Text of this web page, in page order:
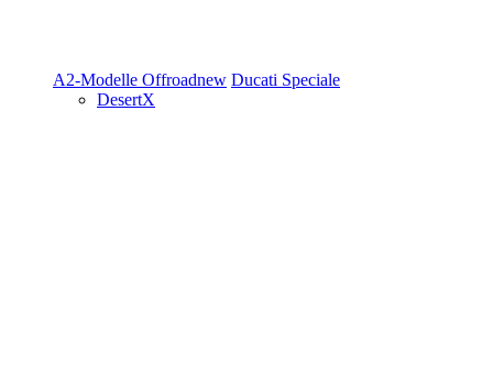
A2-Modelle Offroadnew Ducati Speciale
DesertX